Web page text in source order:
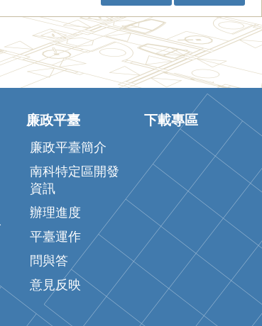
廉政平臺
廉政平臺簡介
南科特定區開發
資訊
辦理進度
平臺運作
問與答
意見反映
下載專區